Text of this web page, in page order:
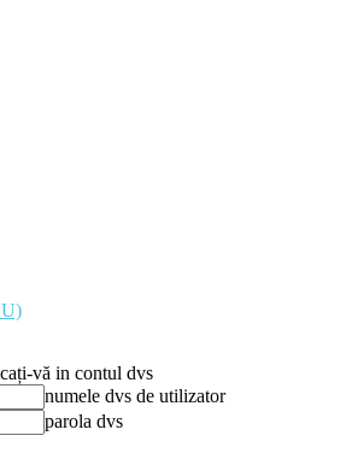
vă in contul dvs
numele dvs de utilizator
parola dvs